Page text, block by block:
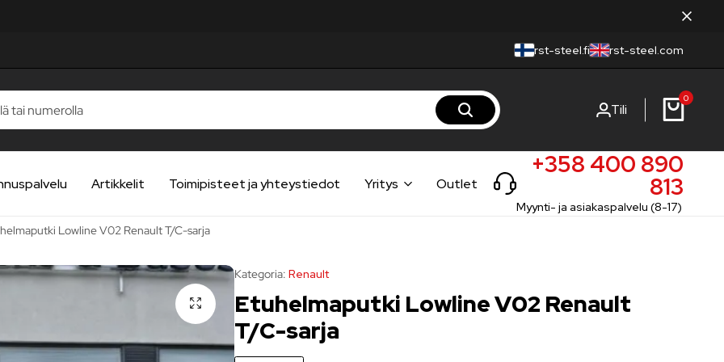
rst-steel.fi rst-steel.com
Tili
0
Artikkelit Toimipisteet ja yhteystiedot Yritys Outlet
+358 400 890
813
Myynti- ja asiakaspalvelu (8-17)
Lowline V02 Renault T/C-sarja
Kategoria: Renault
Etuhelmaputki Lowline V02 Renault
T/C-sarja